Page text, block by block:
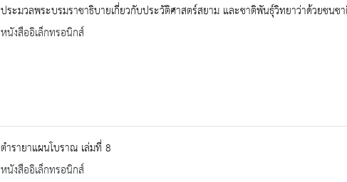
ประมวลพระบรมราชาธิบายเกี่ยวกับประวัติศาสตร์สยาม และชาติพันธุ์วิทยาว่าด้วยชนช
หนังสืออิเล็กทรอนิกส์
ตำรายาแผนโบราณ เล่มที่ 8
หนังสืออิเล็กทรอนิกส์